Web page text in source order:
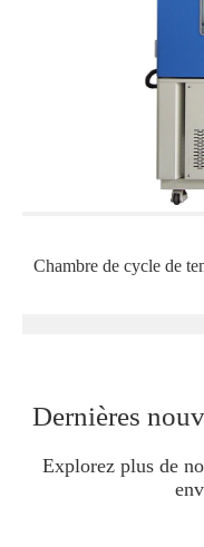
Chambre de cycle de
Dernières
Explorez plus de